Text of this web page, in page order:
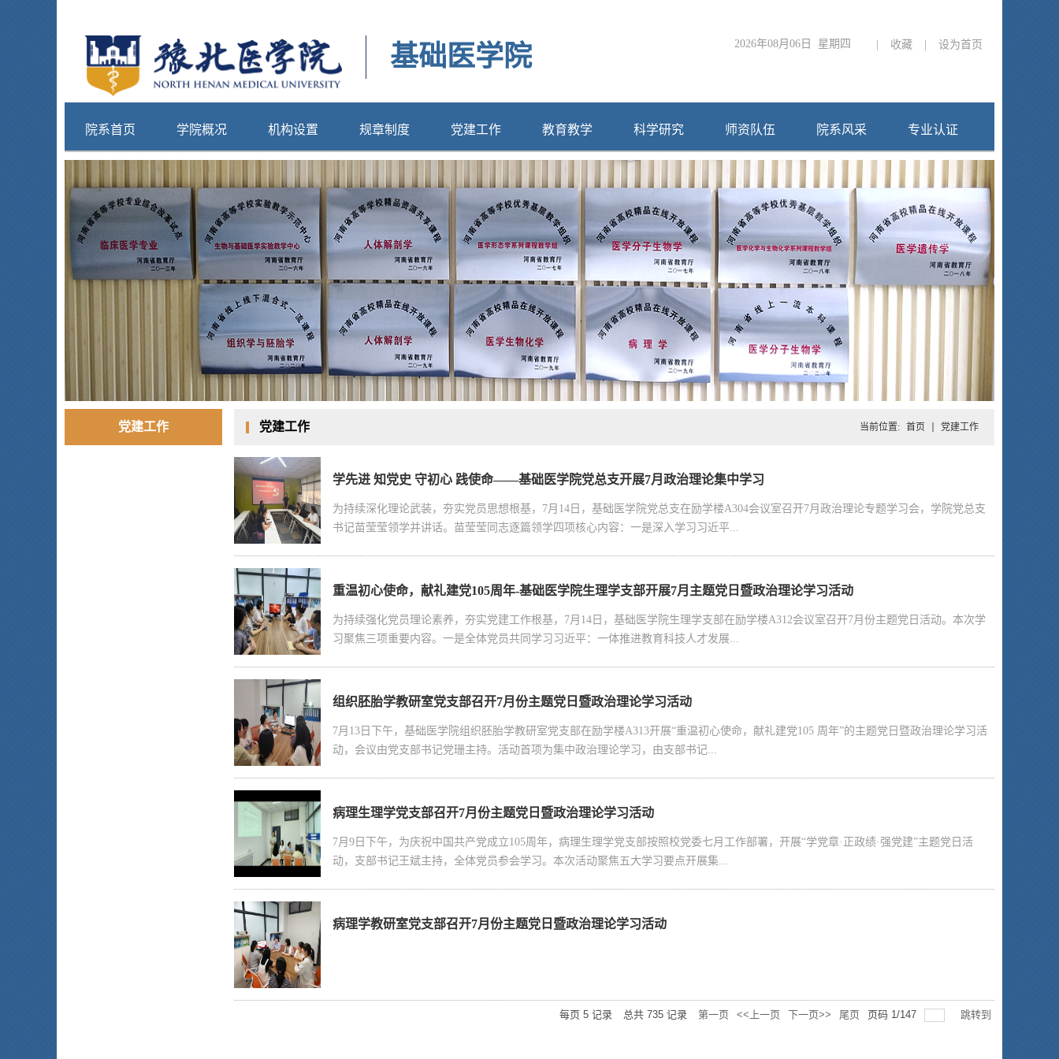
基础医学院 2026年08月06日 星期四 收藏 设为首页
院系首页 学院概况 机构设置 规章制度 党建工作 教育教学 科学研究 师资队伍 院系风采 专业认证
党建工作 当前位置: 首页 党建工作
党建工作
学先进 知党史 守初心 践使命——基础医学院党总支开展7月政治理论集中学习
为持续深化理论武装，夯实党员思想根基，7月14日，基础医学院党总支在励学楼A304会议室召开7月政治理论专题学习会，学院党总支
书记苗莹莹领学并讲话。苗莹莹同志逐篇领学四项核心内容：一是深入学习习近平...
重温初心使命，献礼建党105周年-基础医学院生理学支部开展7月主题党日暨政治理论学习活动
为持续强化党员理论素养，夯实党建工作根基，7月14日，基础医学院生理学支部在励学楼A312会议室召开7月份主题党日活动。本次学
习聚焦三项重要内容。一是全体党员共同学习习近平：一体推进教育科技人才发展...
组织胚胎学教研室党支部召开7月份主题党日暨政治理论学习活动
7月13日下午，基础医学院组织胚胎学教研室党支部在励学楼A313开展“重温初心使命，献礼建党105 周年”的主题党日暨政治理论学习活
动，会议由党支部书记党珊主持。活动首项为集中政治理论学习，由支部书记...
病理生理学党支部召开7月份主题党日暨政治理论学习活动
7月9日下午，为庆祝中国共产党成立105周年，病理生理学党支部按照校党委七月工作部署，开展“学党章·正政绩·强党建”主题党日活
动，支部书记王斌主持，全体党员参会学习。本次活动聚焦五大学习要点开展集...
病理学教研室党支部召开7月份主题党日暨政治理论学习活动
每页 5 记录 总共 735 记录 第一页 <<上一页 下一页>> 尾页 页码 1/147 跳转到